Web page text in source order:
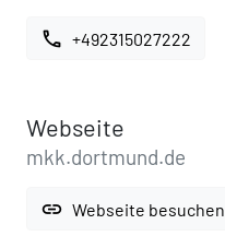
call +492315027222
Webseite
mkk.dortmund.de
link Webseite besuchen